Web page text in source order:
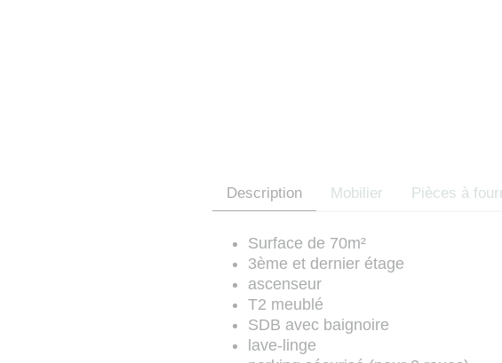
Description Mobilier Pièces à
Surface de 70m²
3ème et dernier étage
ascenseur
T2 meublé
SDB avec baignoire
lave-linge